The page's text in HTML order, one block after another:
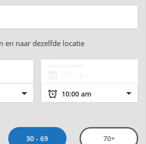
en naar dezelfde locatie
30 - 69 70+